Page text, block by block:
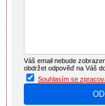
Váš email nebude
obdržet odpověď na Váš
Souhlasím se